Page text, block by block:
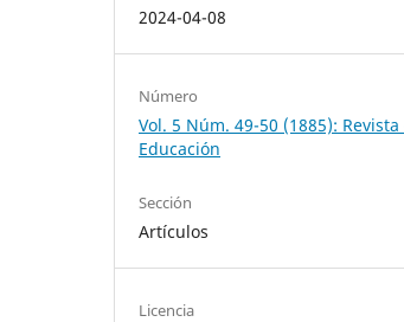
2024-04-08
Número
Vol. 5 Núm. 49-50 (1885):
Educación
Sección
Artículos
Licencia